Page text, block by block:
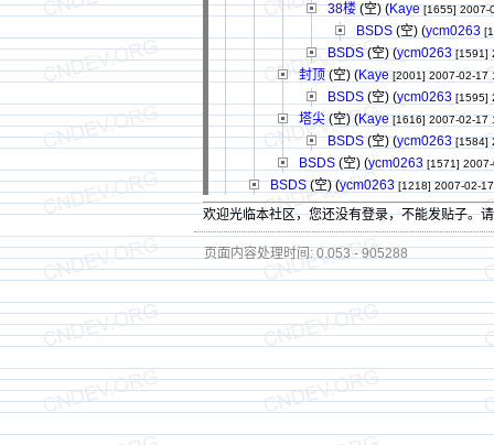
38楼(空) (Kaye [1655] 2007-
BSDS (空) (ycm0263
BSDS(空) (ycm0263 [1591]
封顶(空) (Kaye [2001] 2007-02-17
BSDS (空) (ycm0263 [1595]
塔尖(空) (Kaye [1616] 2007-02-17
BSDS(空) (ycm0263 [1584]
BSDS (空) (ycm0263 [1571]
BSDS(空) (ycm0263 [1218] 2007-02-
欢迎光临本社区，您还没有登录，不能发贴子。
页面内容处理时间: 0.053 - 905288